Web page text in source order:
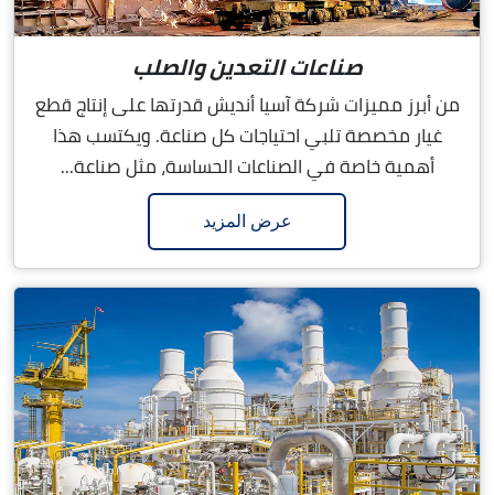
صناعات التعدين والصلب
من أبرز مميزات شركة آسيا أنديش قدرتها على إنتاج قطع
غيار مخصصة تلبي احتياجات كل صناعة. ويكتسب هذا
أهمية خاصة في الصناعات الحساسة، مثل صناعة...
عرض المزيد